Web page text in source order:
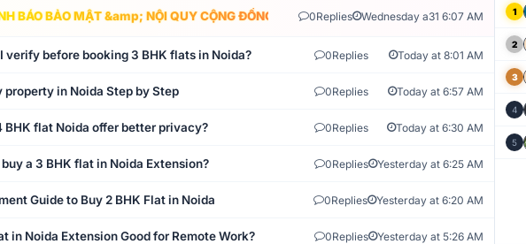
BÁO BẢO MẬT &amp; NỘI QUY CỘNG ĐỒNG VLIKE.VN: HỆ THỐNG GIÁM SÁT TỰ
0Replies Wednesday a31 6:07 AM
verify before booking 3 BHK flats in Noida? 0Replies Today at 8:01 AM
property in Noida Step by Step 0Replies Today at 6:57 AM
BHK flat Noida offer better privacy? 0Replies Today at 6:30 AM
a 3 BHK flat in Noida Extension? 0Replies Yesterday at 6:25 AM
Guide to Buy 2 BHK Flat in Noida 0Replies Yesterday at 6:20 AM
in Noida Extension Good for Remote Work? 0Replies Yesterday at 5:26 AM
1
2
3
4
5